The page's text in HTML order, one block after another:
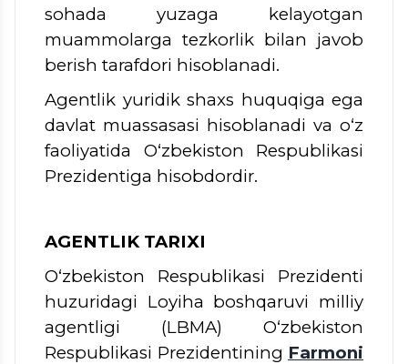
sohada yuzaga kelayotgan
muammolarga tezkorlik bilan javob
berish tarafdori hisoblanadi.
Agentlik yuridik shaxs huquqiga ega
davlat muassasasi hisoblanadi va o‘z
faoliyatida O‘zbekiston Respublikasi
Prezidentiga hisobdordir.
AGENTLIK TARIXI
O‘zbekiston Respublikasi Prezidenti
huzuridagi Loyiha boshqaruvi milliy
agentligi (LBMA) O‘zbekiston
Respublikasi Prezidentining Farmoni